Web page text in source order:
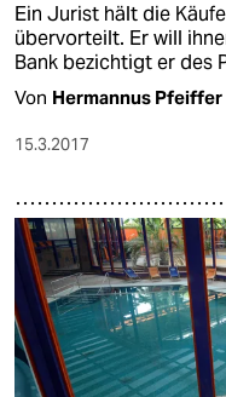
Ein Jurist hält die
übervorteilt. Er will
Bank bezichtigt er des
Von Hermannus Pfeiffer
15.3.2017